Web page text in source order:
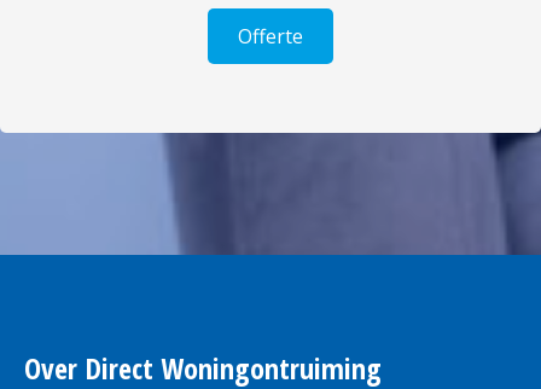
Offerte
Over Direct Woningontruiming